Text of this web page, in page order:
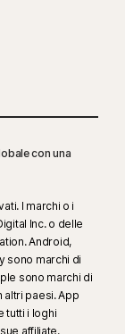
con una
I marchi o i
Inc. o delle
Android,
sono marchi di
sono marchi di
altri paesi. App
tutti i loghi
affiliate.